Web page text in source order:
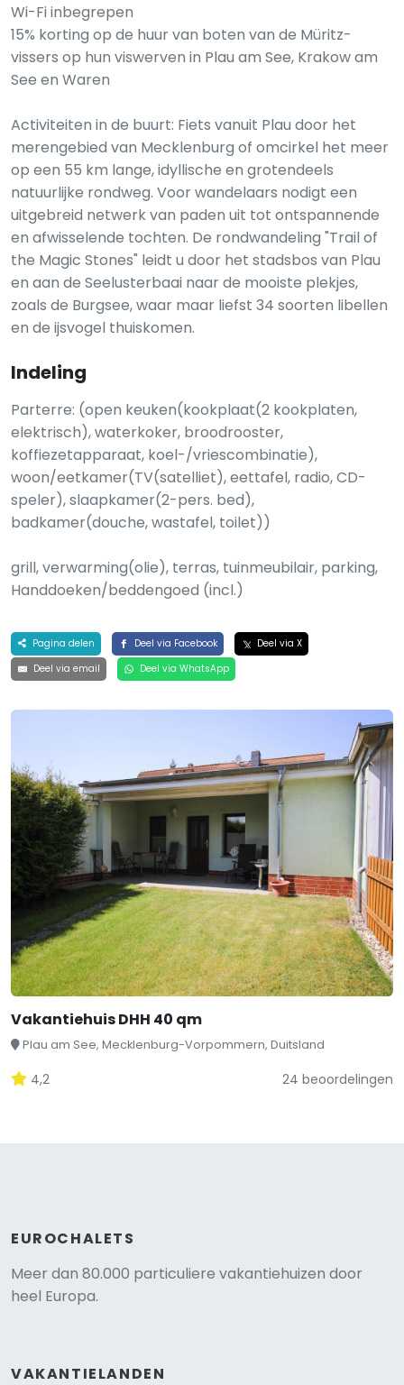
Wi-Fi inbegrepen
15% korting op de huur van boten van de Müritz-
vissers op hun viswerven in Plau am See, Krakow am
See en Waren
Activiteiten in de buurt: Fiets vanuit Plau door het
merengebied van Mecklenburg of omcirkel het meer
op een 55 km lange, idyllische en grotendeels
natuurlijke rondweg. Voor wandelaars nodigt een
uitgebreid netwerk van paden uit tot ontspannende
en afwisselende tochten. De rondwandeling "Trail of
the Magic Stones" leidt u door het stadsbos van Plau
en aan de Seelusterbaai naar de mooiste plekjes,
zoals de Burgsee, waar maar liefst 34 soorten libellen
en de ijsvogel thuiskomen.
Indeling
Parterre: (open keuken(kookplaat(2 kookplaten,
elektrisch), waterkoker, broodrooster,
koffiezetapparaat, koel-/vriescombinatie),
woon/eetkamer(TV(satelliet), eettafel, radio, CD-
speler), slaapkamer(2-pers. bed),
badkamer(douche, wastafel, toilet))
grill, verwarming(olie), terras, tuinmeubilair, parking,
Handdoeken/beddengoed (incl.)
Pagina delen Deel via Facebook
Deel via X
Deel via email
Deel via WhatsApp
Vakantiehuis DHH 40 qm
Plau am See, Mecklenburg-Vorpommern, Duitsland
4,2 24 beoordelingen
EUROCHALETS
Meer dan 80.000 particuliere vakantiehuizen door
heel Europa.
VAKANTIELANDEN